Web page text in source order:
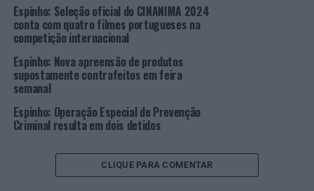
A Fase Final – Apuramento das Campeãs Nacionais de
Veteranos A – Femininos envolve as equipas de AA S.
Mamede, ADC Perre e Porto Vólei (Série A) e Ala de
Nun’Álvares de Gondomar, AR Canidelo, GC
Vilacondense e Leixões SC.
Ginásio
Vilacondense
(Foto: FPV)
Espinho: Seleção oficial do CINANIMA 2024
conta com quatro filmes portugueses na
competição internacional
Espinho: Nova apreensão de produtos
supostamente contrafeitos em feira
semanal
Espinho: Operação Especial de Prevenção
Criminal resulta em dois detidos
CLIQUE PARA COMENTAR